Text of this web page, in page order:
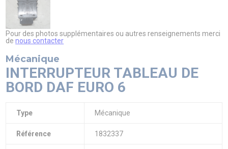
Pour des photos supplémentaires ou autres renseignements merci
denous contacter
Mécanique
INTERRUPTEUR TABLEAU DE
BORD DAF EURO 6
Type Mécanique
Référence 1832337